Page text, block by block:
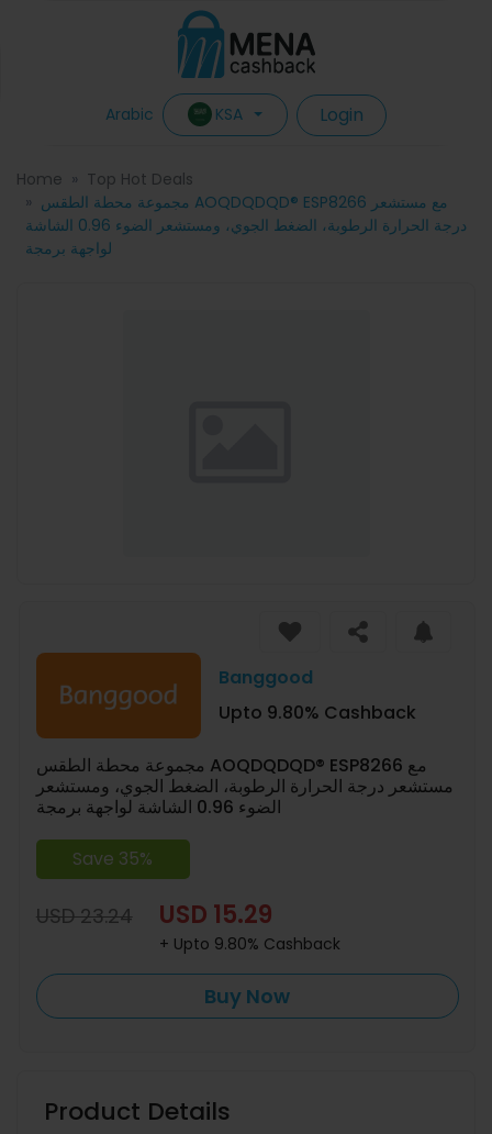
Arabic KSA Login
Home
Top Hot Deals
مجموعة محطة الطقس AOQDQDQD® ESP8266 مع مستشعر
درجة الحرارة الرطوبة، الضغط الجوي، ومستشعر الضوء 0.96 الشاشة
لواجهة برمجة
Banggood
Upto 9.80% Cashback
مجموعة محطة الطقس AOQDQDQD® ESP8266 مع
مستشعر درجة الحرارة الرطوبة، الضغط الجوي، ومستشعر
الضوء 0.96 الشاشة لواجهة برمجة
Save 35%
USD 23.24 USD 15.29
+ Upto 9.80% Cashback
Buy Now
Product Details